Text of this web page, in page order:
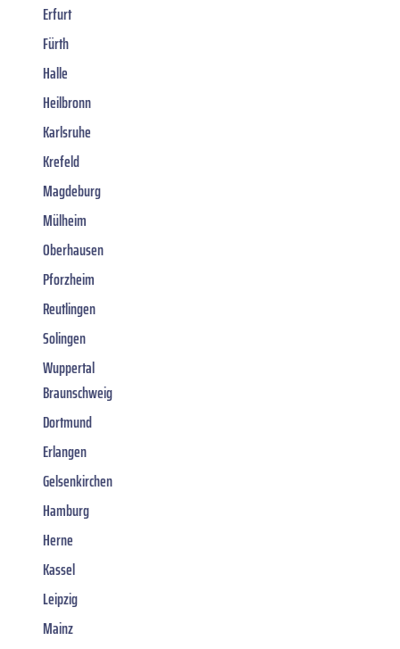
Erfurt
Fürth
Halle
Heilbronn
Karlsruhe
Krefeld
Magdeburg
Mülheim
Oberhausen
Pforzheim
Reutlingen
Solingen
Wuppertal
Braunschweig
Dortmund
Erlangen
Gelsenkirchen
Hamburg
Herne
Kassel
Leipzig
Mainz